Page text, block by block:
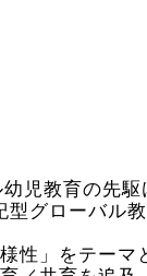
児教育の先
グローバル教
様性」をテー